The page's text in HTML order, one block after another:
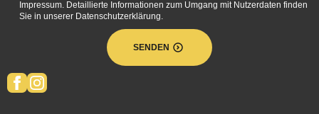
Impressum. Detaillierte Informationen zum Umgang mit Nutzerdaten finden
Sie in unserer Datenschutzerklärung.
SENDEN